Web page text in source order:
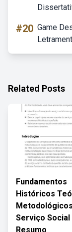
#20 Game
Related Posts
Fundamentos
Históricos
Serviço Social
Resumo